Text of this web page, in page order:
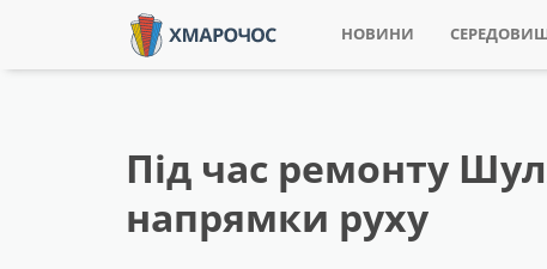
НОВИНИ
Під час ремонту
напрямки руху